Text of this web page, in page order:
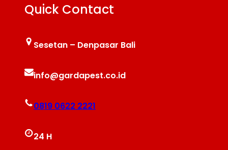
Quick Contact
Sesetan – Denpasar Bali
info@gardapest.co.id
0819 0622 2221
24 H